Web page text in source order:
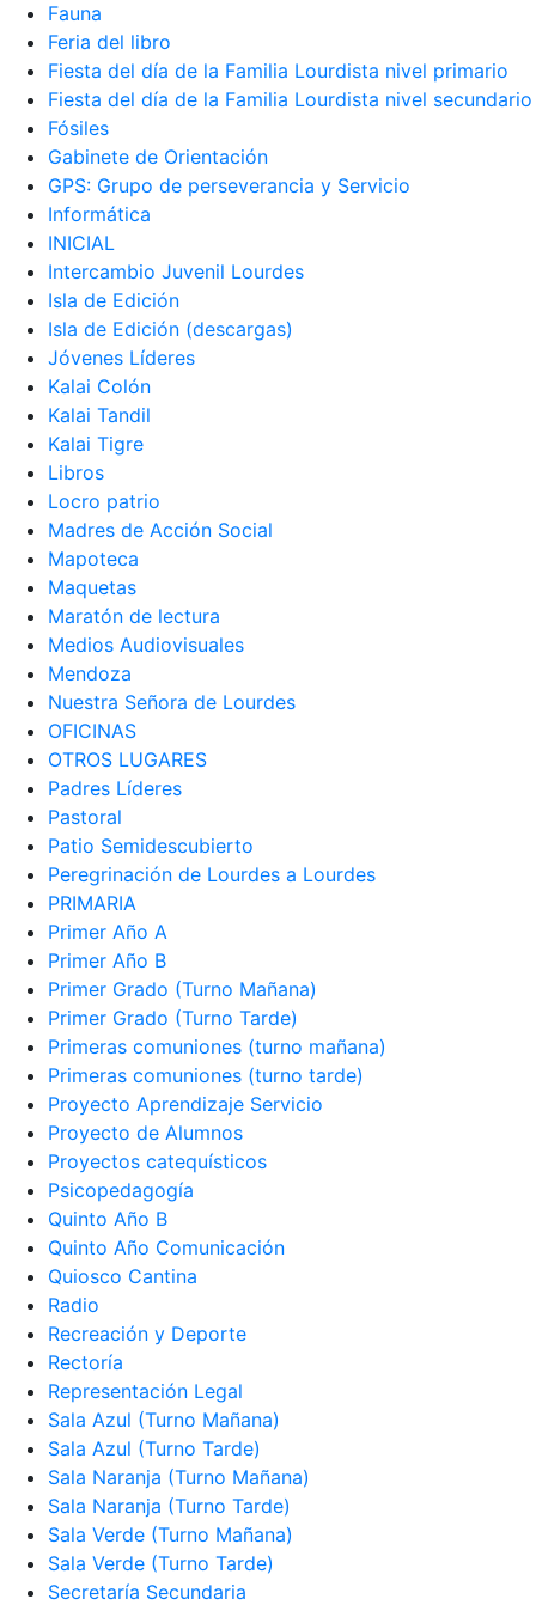
Fauna
Feria del libro
Fiesta del día de la Familia Lourdista nivel primario
Fiesta del día de la Familia Lourdista nivel secundario
Fósiles
Gabinete de Orientación
GPS: Grupo de perseverancia y Servicio
Informática
INICIAL
Intercambio Juvenil Lourdes
Isla de Edición
Isla de Edición (descargas)
Jóvenes Líderes
Kalai Colón
Kalai Tandil
Kalai Tigre
Libros
Locro patrio
Madres de Acción Social
Mapoteca
Maquetas
Maratón de lectura
Medios Audiovisuales
Mendoza
Nuestra Señora de Lourdes
OFICINAS
OTROS LUGARES
Padres Líderes
Pastoral
Patio Semidescubierto
Peregrinación de Lourdes a Lourdes
PRIMARIA
Primer Año A
Primer Año B
Primer Grado (Turno Mañana)
Primer Grado (Turno Tarde)
Primeras comuniones (turno mañana)
Primeras comuniones (turno tarde)
Proyecto Aprendizaje Servicio
Proyecto de Alumnos
Proyectos catequísticos
Psicopedagogía
Quinto Año B
Quinto Año Comunicación
Quiosco Cantina
Radio
Recreación y Deporte
Rectoría
Representación Legal
Sala Azul (Turno Mañana)
Sala Azul (Turno Tarde)
Sala Naranja (Turno Mañana)
Sala Naranja (Turno Tarde)
Sala Verde (Turno Mañana)
Sala Verde (Turno Tarde)
Secretaría Secundaria